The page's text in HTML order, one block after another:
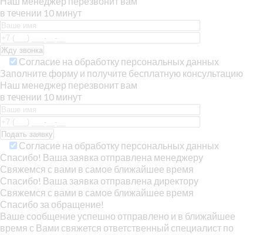
в течении 10 минут
Согласие на обработку персональных данных
Заполните форму и получите бесплатную консультацию
Наш менеджер перезвонит вам
в течении 10 минут
Согласие на обработку персональных данных
Спасибо! Ваша заявка отправлена менеджеру
Свяжемся с вами в самое ближайшее время
Спасибо! Ваша заявка отправлена директору
Свяжемся с вами в самое ближайшее время
Спасибо за обращение!
Ваше сообщение успешно отправлено и в ближайшее
время с Вами свяжется ответственный специалист по